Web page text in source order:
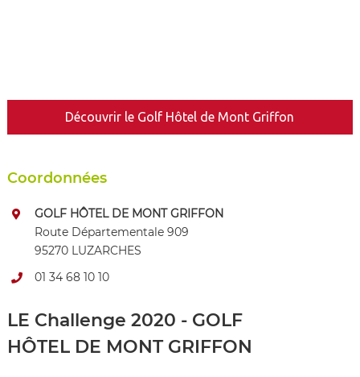
Découvrir le Golf Hôtel de Mont Griffon
Coordonnées
GOLF HÔTEL DE MONT GRIFFON
Route Départementale 909
95270 LUZARCHES
01 34 68 10 10
LE Challenge 2020 - GOLF
HÔTEL DE MONT GRIFFON